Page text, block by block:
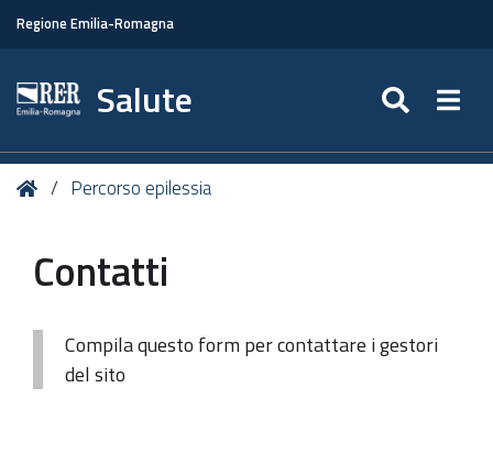
Regione Emilia-Romagna
Salute
Tu HomePercorso epilessia
Contatti
Compila questo form per contattare i gestori
del sito